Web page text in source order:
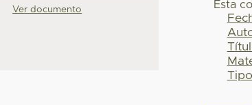
Ver documento Esta
Tipo